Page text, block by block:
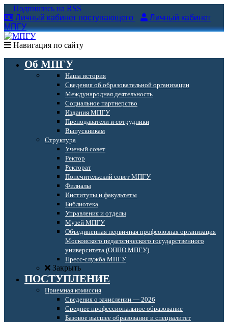
Подпишись на RSS
Личный кабинет поступающего
Личный кабинет
МПГУ
Навигация по сайту
Об МПГУ
Наша история
Сведения об образовательной организации
Международная деятельность
Социальное партнерство
Издания МПГУ
Преподаватели и сотрудники
Выпускникам
Структура
Ученый совет
Ректор
Ректорат
Попечительский совет МПГУ
Филиалы
Институты и факультеты
Библиотека
Управления и отделы
Музей МПГУ
Объединенная первичная профсоюзная организация
Московского педагогического государственного
университета (ОППО МПГУ)
Пресс-служба МПГУ
Закрыть
ПОСТУПЛЕНИЕ
Приемная комиссия
Сведения о зачислении — 2026
Среднее профессиональное образование
Базовое высшее образование и специалитет